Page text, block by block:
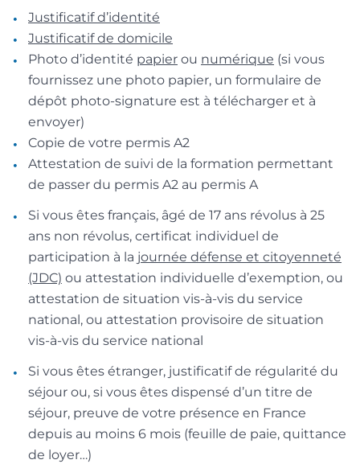
Justificatif d’identité
Justificatif de domicile
Photo d’identité papier ou numérique (si vous
fournissez une photo papier, un formulaire de
dépôt photo-signature est à télécharger et à
envoyer)
Copie de votre permis A2
Attestation de suivi de la formation permettant
de passer du permis A2 au permis A
Si vous êtes français, âgé de 17 ans révolus à 25
ans non révolus, certificat individuel de
participation à la journée défense et citoyenneté
(JDC) ou attestation individuelle d’exemption, ou
attestation de situation vis-à-vis du service
national, ou attestation provisoire de situation
vis-à-vis du service national
Si vous êtes étranger, justificatif de régularité du
séjour ou, si vous êtes dispensé d’un titre de
séjour, preuve de votre présence en France
depuis au moins 6 mois (feuille de paie, quittance
de loyer…)